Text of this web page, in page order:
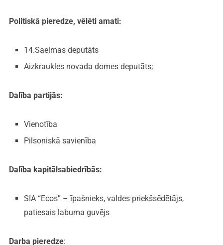
Politiskā pieredze, vēlēti amati:
14.Saeimas deputāts
Aizkraukles novada domes deputāts;
Dalība partijās:
Vienotība
Pilsoniskā savienība
Dalība kapitālsabiedrībās:
SIA “Ecos” – īpašnieks, valdes priekšsēdētājs,
patiesais labuma guvējs
Darba pieredze: